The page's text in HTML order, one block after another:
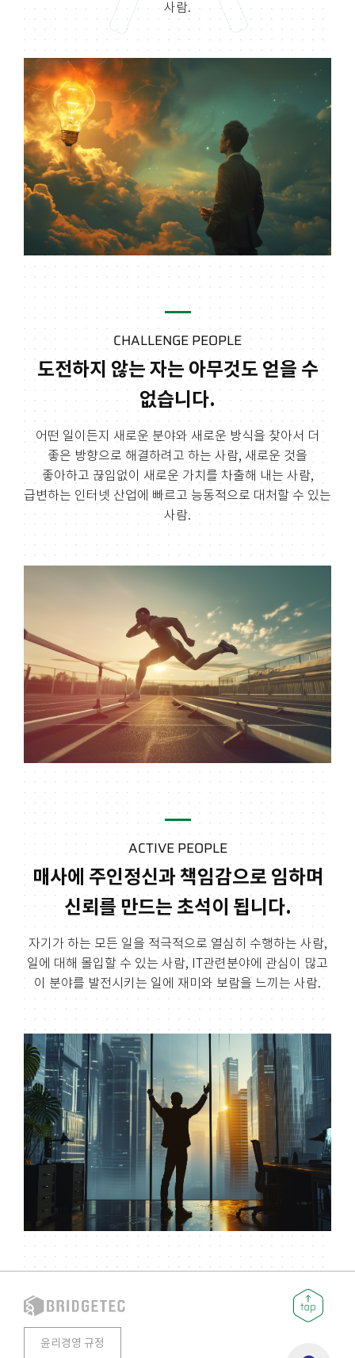
사람.
CHALLENGE PEOPLE
도전하지 않는 자는 아무것도 얻을 수
없습니다.
어떤 일이든지 새로운 분야와 새로운 방식을 찾아서 더
좋은 방향으로 해결하려고 하는 사람, 새로운 것을
좋아하고 끊임없이 새로운 가치를 차출해 내는 사람,
급변하는 인터넷 산업에 빠르고 능동적으로 대처할 수 있는
사람.
ACTIVE PEOPLE
매사에 주인정신과 책임감으로 임하며
신뢰를 만드는 초석이 됩니다.
자기가 하는 모든 일을 적극적으로 열심히 수행하는 사람,
일에 대해 몰입할 수 있는 사람,
IT관련분야에 관심이 많고
이 분야를 발전시키는 일에 재미와 보람을 느끼는 사람.
윤리경영 규정